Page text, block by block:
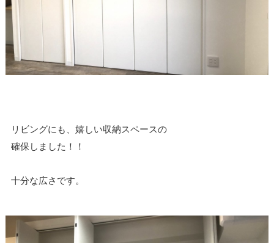
リビングにも、嬉しい収納スペースの
確保しました！！
十分な広さです。